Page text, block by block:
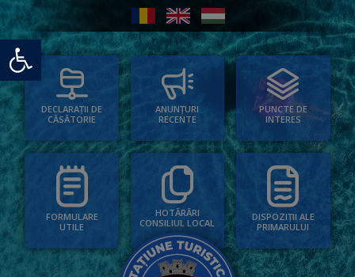
Deschide bara de unelte
DECLARAȚII DE
CĂSĂTORIE
ANUNȚURI
RECENTE
PUNCTE DE
INTERES
FORMULARE
UTILE
HOTĂRÂRI
CONSILIUL LOCAL
DISPOZIȚII ALE
PRIMARULUI